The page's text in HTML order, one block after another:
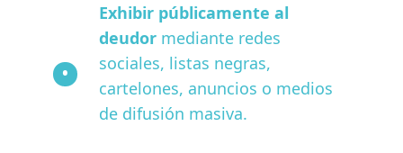
Exhibir públicamente al
deudor mediante redes
sociales, listas negras,
cartelones, anuncios o medios
de difusión masiva.